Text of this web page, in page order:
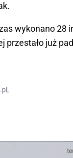
wykonano
przestało już